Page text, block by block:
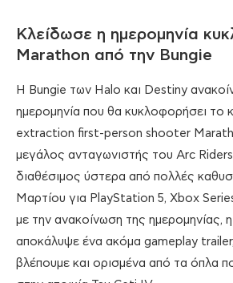
Κλείδωσε η ημερομηνία
Marathon από την Bungie
Η Bungie των Halo και Destiny
ημερομηνία που θα κυκλοφορήσει το
extraction first-person shooter
μεγάλος ανταγωνιστής του Arc Riders
διαθέσιμος ύστερα από πολλές
Μαρτίου για PlayStation 5, Xbox
με την ανακοίνωση της ημερομηνίας, η
αποκάλυψε ένα ακόμα gameplay
βλέπουμε και ορισμένα από τα όπλα